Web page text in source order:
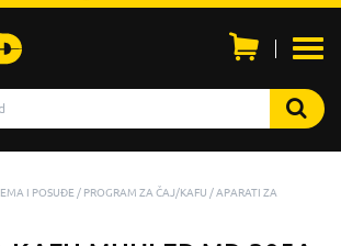
I POSUĐE PROGRAM ZA ČAJ/KAFU
APARATI ZA